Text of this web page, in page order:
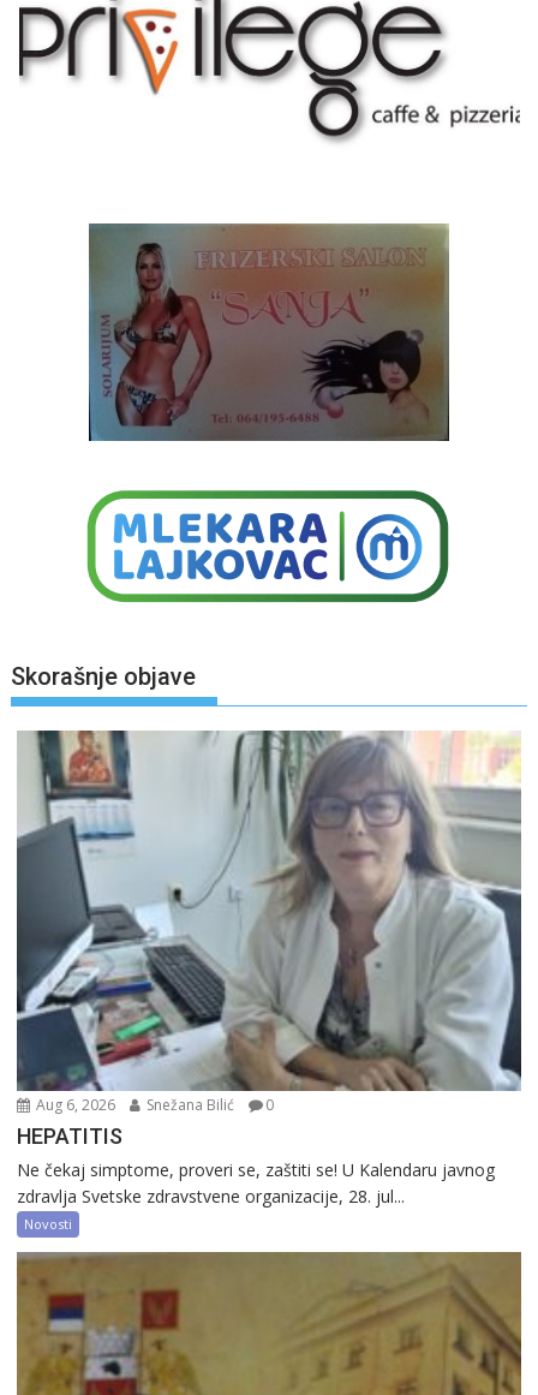
Skorašnje objave
Aug 6, 2026 Snežana Bilić 0
HEPATITIS
Ne čekaj simptome, proveri se, zaštiti se! U Kalendaru javnog
zdravlja Svetske zdravstvene organizacije, 28. jul...
Novosti